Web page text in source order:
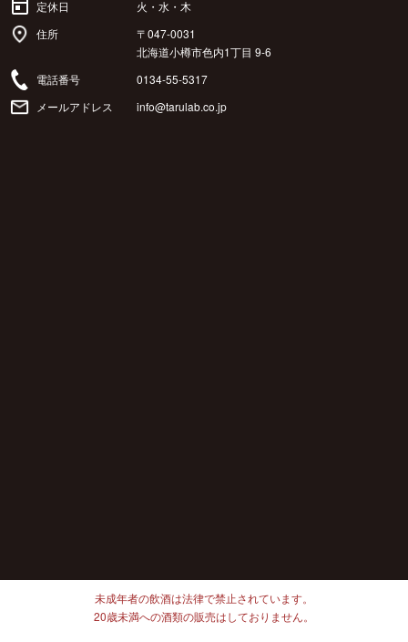
定休日
火・水・木
住所
〒047-0031
北海道小樽市色内1丁目 9-6
電話番号
0134-55-5317
メールアドレス
info@tarulab.co.jp
未成年者の飲酒は法律で禁止されています。
20歳未満への酒類の販売はしておりません。